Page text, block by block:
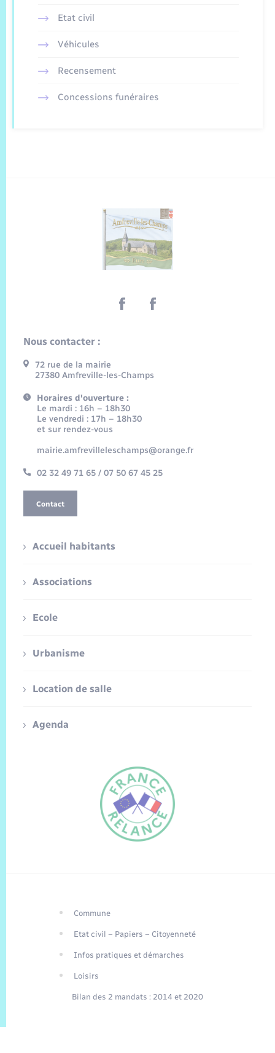
Traduction du
EN
Etat civil
Véhicules
Recensement
Concessions funéraires
Nous contacter :
72 rue de la mairie
27380 Amfreville-les-Champs
Horaires d'ouverture :
Le mardi : 16h – 18h30
Le vendredi : 17h – 18h30
et sur rendez-vous
mairie.amfrevilleleschamps@orange.fr
02 32 49 71 65 / 07 50 67 45 25
Contact
Accueil habitants
Associations
Ecole
Urbanisme
Location de salle
Agenda
Commune
Etat civil – Papiers – Citoyenneté
Infos pratiques et démarches
Loisirs
Bilan des 2 mandats : 2014 et 2020